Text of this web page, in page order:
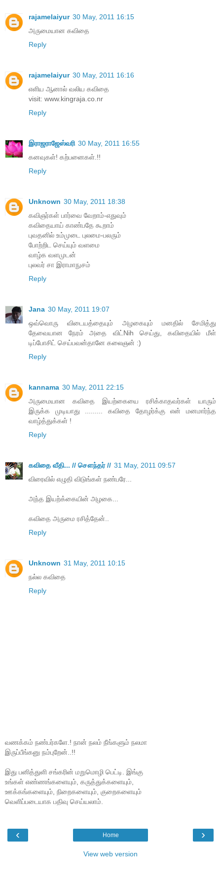
rajamelaiyur 30 May, 2011 16:15
அருமையான கவிதை
Reply
rajamelaiyur 30 May, 2011 16:16
எளிய ஆனால் வலிய கவிதை
visit: www.kingraja.co.nr
Reply
இராஜராஜேஸ்வரி 30 May, 2011 16:55
கனவுகள்! கற்பனைகள்.!!
Reply
Unknown 30 May, 2011 18:38
கவிஞர்கள் பார்வை வேறாம்-எதுவும்
கவிதையாய் காண்பதே கூறாம்
புவதனில் உம்முடை புலமை-பலரும்
போற்றிட செய்யும் வளமை
வாழ்க வளமுடன்
புலவர் சா இராமாநுசம்
Reply
Jana 30 May, 2011 19:07
ஒவ்வொரு விடையத்தையும் அழகையும் மனதில் சேமித்து
தேவையான நேரம் அதை விட்Nih செய்து, கவிதையில் மீள்
டிப்போசிட் செய்பவன்தானே கலைஞன் :)
Reply
kannama 30 May, 2011 22:15
அருமையான கவிதை இயற்கையை ரசிக்காதவர்கள் யாரும்
இருக்க முடியாது ......... கவிதை தோழர்க்கு என் மனமார்ந்த
வாழ்த்துக்கள் !
Reply
கவிதை வீதி... // சௌந்தர் // 31 May, 2011 09:57
விரைவில் எழுதி விடுங்கள் நண்பரே...
அந்த இயற்க்கையின் அழகை...
கவிதை அருமை ரசித்தேன்..
Reply
Unknown 31 May, 2011 10:15
நல்ல கவிதை
Reply
வணக்கம் நண்பர்களே.! நான் நலம் நீங்களும் நலமா
இருப்பீங்கனு நம்புறேன்..!!
இது பனித்துளி சங்கரின் மறுமொழி பெட்டி. இங்கு
உங்கள் எண்ணங்களையும், கருத்துக்களையும்,
ஊக்கங்களையும், நிறைகளையும், குறைகளையும்
வெளிப்படையாக பதிவு செய்யலாம்.
‹ ›
Home
View web version